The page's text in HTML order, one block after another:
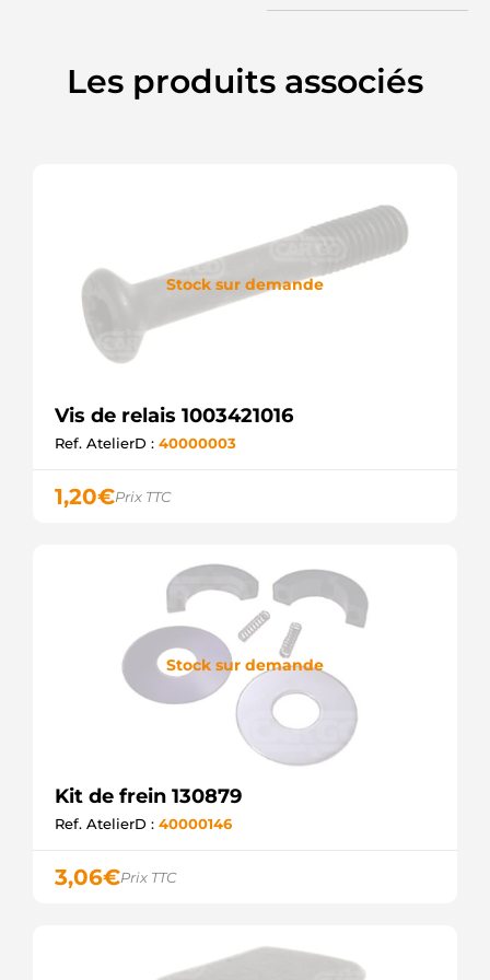
Les produits associés
Stock sur demande
Vis de relais 1003421016
Ref. AtelierD : 40000003
1,20€Prix TTC
Stock sur demande
Kit de frein 130879
Ref. AtelierD : 40000146
3,06€Prix TTC